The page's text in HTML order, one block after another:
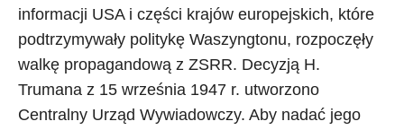
informacji USA i części krajów europejskich, które
podtrzymywały politykę Waszyngtonu, rozpoczęły
walkę propagandową z ZSRR. Decyzją H.
Trumana z 15 września 1947 r. utworzono
Centralny Urząd Wywiadowczy. Aby nadać jego